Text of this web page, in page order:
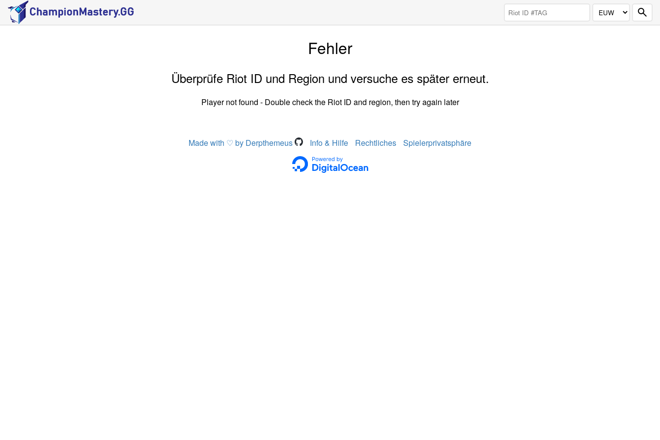
Fehler
Überprüfe Riot ID und Region und versuche es später erneut.
Player not found - Double check the Riot ID and region, then try again later
Made with ♡ by Derpthemeus Info & Hilfe Rechtliches Spielerprivatsphäre